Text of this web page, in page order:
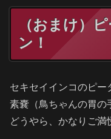
（おまけ）
ン！
セキセイインコのピー
素嚢（鳥ちゃんの胃の
どうやら、かなりご満